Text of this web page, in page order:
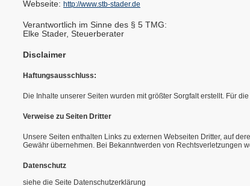
Webseite: http://www.stb-stader.de
Verantwortlich im Sinne des § 5 TMG:
Elke Stader, Steuerberater
Disclaimer
Haftungsausschluss:
Die Inhalte unserer Seiten wurden mit größter Sorgfalt erstellt. Für
Verweise zu Seiten Dritter
Unsere Seiten enthalten Links zu externen Webseiten Dritter, auf
Gewähr übernehmen. Bei Bekanntwerden von Rechtsverletzungen
Datenschutz
siehe die Seite Datenschutzerklärung